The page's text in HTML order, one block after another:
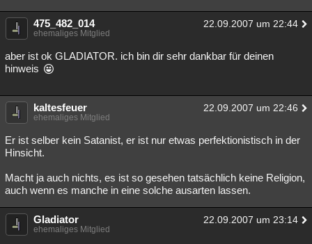
475_482_014 22.09.2007 um 22:44
ehemaliges Mitglied
aber ist ok GLADIATOR. ich bin dir sehr dankbar für deinen
hinweis
kaltesfeuer 22.09.2007 um 22:46
ehemaliges Mitglied
Er ist selber kein Satanist, er ist nur etwas perfektionistisch in der
Hinsicht.
Macht ja auch nichts, es ist so gesehen tatsächlich keine Religion,
auch wenn es manche in eine solche ausarten lassen.
Gladiator 22.09.2007 um 23:14
ehemaliges Mitglied